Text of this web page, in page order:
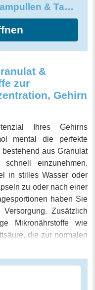
Orthomol immun 7 Trinkampullen & Tabletten
&
zur
Gehirn
Ihres Gehirns
mental die perfekte
aus Granulat
einzunehmen.
in stilles Wasser oder
zu oder nach einer
haben Sie
Zusätzlich
Mikronährstoffe wie
die zur normalen
wissen wir, wie
Gesundheit sind. Mit